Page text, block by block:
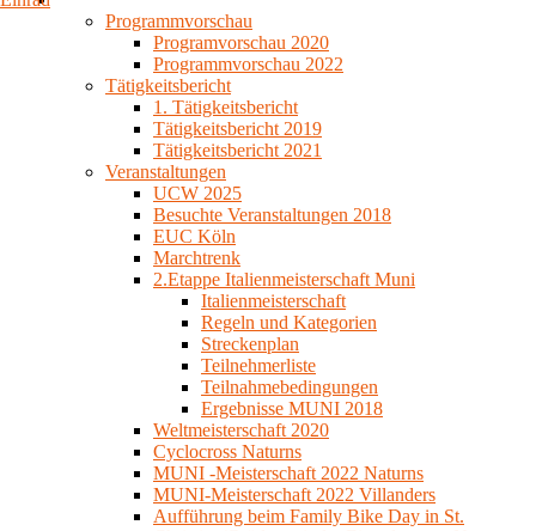
Programmvorschau
Programvorschau 2020
Programmvorschau 2022
Tätigkeitsbericht
1. Tätigkeitsbericht
Tätigkeitsbericht 2019
Tätigkeitsbericht 2021
Veranstaltungen
UCW 2025
Besuchte Veranstaltungen 2018
EUC Köln
Marchtrenk
2.Etappe Italienmeisterschaft Muni
Italienmeisterschaft
Regeln und Kategorien
Streckenplan
Teilnehmerliste
Teilnahmebedingungen
Ergebnisse MUNI 2018
Weltmeisterschaft 2020
Cyclocross Naturns
MUNI -Meisterschaft 2022 Naturns
MUNI-Meisterschaft 2022 Villanders
Aufführung beim Family Bike Day in St.